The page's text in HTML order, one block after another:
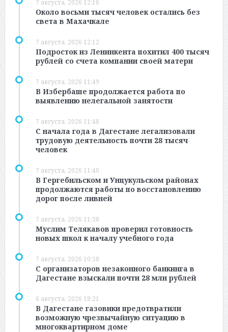
7 августа, 2026 12:16
Около восьми тысяч человек остались без
света в Махачкале
7 августа, 2026 12:12
Подросток из Ленинкента похитил 400 тысяч
рублей со счета компании своей матери
7 августа, 2026 11:49
В Избербаше продолжается работа по
выявлению нелегальной занятости
7 августа, 2026 11:48
С начала года в Дагестане легализовали
трудовую деятельность почти 28 тысяч
человек
7 августа, 2026 11:40
В Гергебильском и Унцукульском районах
продолжаются работы по восстановлению
дорог после ливней
7 августа, 2026 11:38
Муслим Телякавов проверил готовность
новых школ к началу учебного года
7 августа, 2026 10:58
С организаторов незаконного банкинга в
Дагестане взыскали почти 28 млн рублей
6 августа, 2026 18:21
В Дагестане газовики предотвратили
возможную чрезвычайную ситуацию в
многоквартирном доме